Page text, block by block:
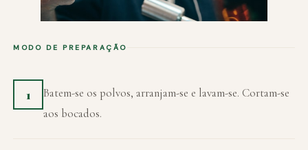
MODO DE PREPARAÇÃO
1
Batem-se os polvos, arranjam-se e lavam-se. Cortam-se
aos bocados.